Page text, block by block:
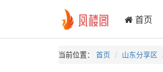
首页
当前位置： 首页 山东分享区